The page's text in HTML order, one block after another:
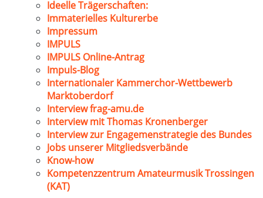
Ideelle Trägerschaften:
Immaterielles Kulturerbe
Impressum
IMPULS
IMPULS Online-Antrag
Impuls-Blog
Internationaler Kammerchor-Wettbewerb
Marktoberdorf
Interview frag-amu.de
Interview mit Thomas Kronenberger
Interview zur Engagemenstrategie des Bundes
Jobs unserer Mitgliedsverbände
Know-how
Kompetenzzentrum Amateurmusik Trossingen
(KAT)